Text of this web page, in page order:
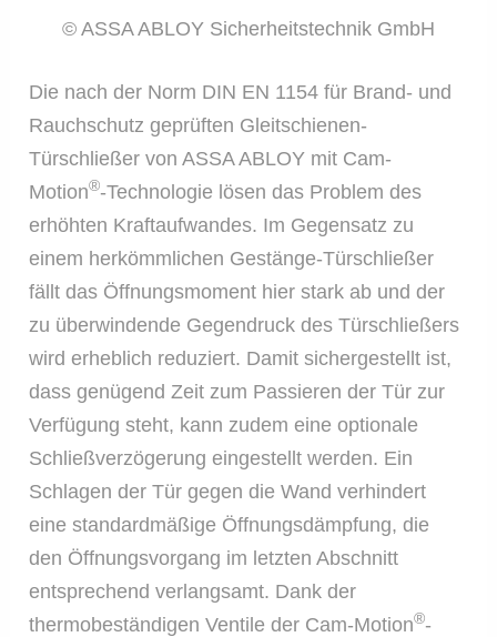
© ASSA ABLOY Sicherheitstechnik GmbH
Die nach der Norm DIN EN 1154 für Brand- und
Rauchschutz geprüften Gleitschienen-
Türschließer von ASSA ABLOY mit Cam-
Motion®-Technologie lösen das Problem des
erhöhten Kraftaufwandes. Im Gegensatz zu
einem herkömmlichen Gestänge-Türschließer
fällt das Öffnungsmoment hier stark ab und der
zu überwindende Gegendruck des Türschließers
wird erheblich reduziert. Damit sichergestellt ist,
dass genügend Zeit zum Passieren der Tür zur
Verfügung steht, kann zudem eine optionale
Schließverzögerung eingestellt werden. Ein
Schlagen der Tür gegen die Wand verhindert
eine standardmäßige Öffnungsdämpfung, die
den Öffnungsvorgang im letzten Abschnitt
entsprechend verlangsamt. Dank der
thermobeständigen Ventile der Cam-Motion®-